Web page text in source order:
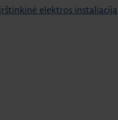
elektros instaliacija